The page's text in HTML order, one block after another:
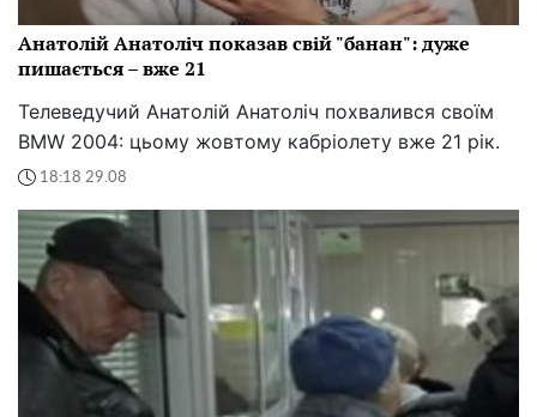
Анатолій Анатоліч показав свій "банан": дуже
пишається – вже 21
Телеведучий Анатолій Анатоліч похвалився своїм
BMW 2004: цьому жовтому кабріолету вже 21 рік.
18:18 29.08